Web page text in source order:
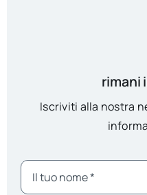
rimani
Iscriviti alla nostra